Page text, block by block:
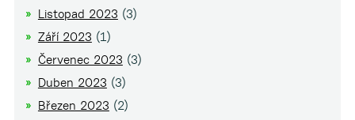
Listopad 2023 (3)
Září 2023 (1)
Červenec 2023 (3)
Duben 2023 (3)
Březen 2023 (2)